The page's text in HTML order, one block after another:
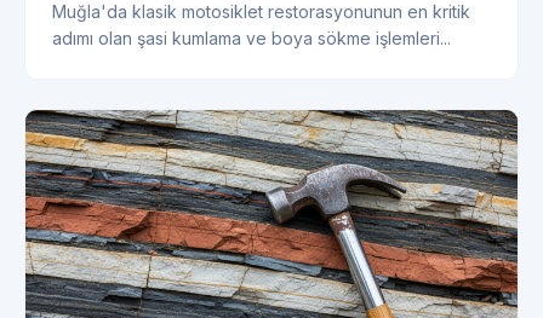
Muğla'da klasik motosiklet restorasyonunun en kritik
adımı olan şasi kumlama ve boya sökme işlemleri...